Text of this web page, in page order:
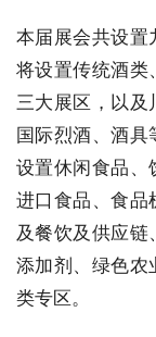
本届展会共设置
将设置传统酒类
三大展区，以及
国际烈酒、酒
设置休闲食品、
进口食品、食品
及餐饮及供应链
添加剂、绿色农
类专区。